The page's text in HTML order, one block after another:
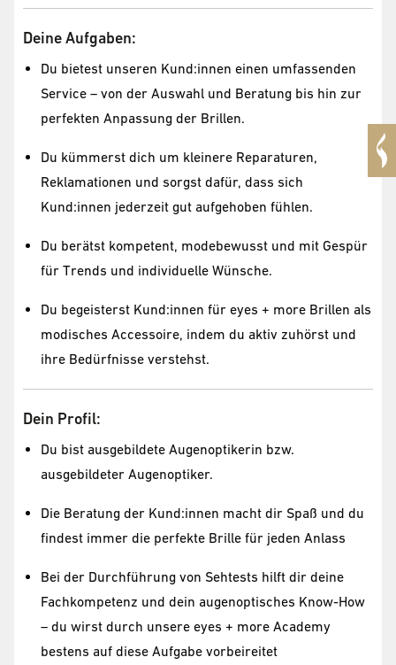
Deine Aufgaben:
Du bietest unseren Kund:innen einen umfassenden
Service – von der Auswahl und Beratung bis hin zur
perfekten Anpassung der Brillen.
Du kümmerst dich um kleinere Reparaturen,
Reklamationen und sorgst dafür, dass sich
Kund:innen jederzeit gut aufgehoben fühlen.
Du berätst kompetent, modebewusst und mit Gespür
für Trends und individuelle Wünsche.
Du begeisterst Kund:innen für eyes + more Brillen als
modisches Accessoire, indem du aktiv zuhörst und
ihre Bedürfnisse verstehst.
Dein Profil:
Du bist ausgebildete Augenoptikerin bzw.
ausgebildeter Augenoptiker.
Die Beratung der Kund:innen macht dir Spaß und du
findest immer die perfekte Brille für jeden Anlass
Bei der Durchführung von Sehtests hilft dir deine
Fachkompetenz und dein augenoptisches Know-How
– du wirst durch unsere eyes + more Academy
bestens auf diese Aufgabe vorbeireitet